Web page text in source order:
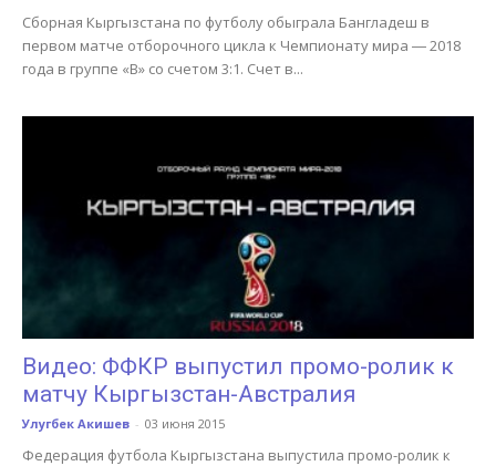
Сборная Кыргызстана по футболу обыграла Бангладеш в
первом матче отборочного цикла к Чемпионату мира ― 2018
года в группе «B» со счетом 3:1. Счет в...
Видео: ФФКР выпустил промо-ролик к
матчу Кыргызстан-Австралия
Улугбек Акишев - 03 июня 2015
Федерация футбола Кыргызстана выпустила промо-ролик к